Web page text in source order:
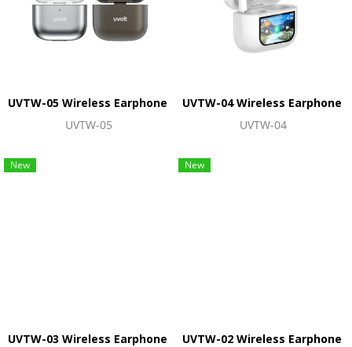
UVTW-05 Wireless Earphone หูฟังไร้สาย
UVTW-05
UVTW-04 Wireless Earphone
UVTW-04
New
UVTW-03 Wireless Earphone หูฟังไร้สาย
New
UVTW-02 Wireless Earphone